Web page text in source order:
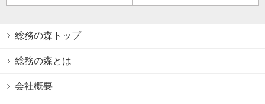
総務の森トップ
総務の森とは
会社概要